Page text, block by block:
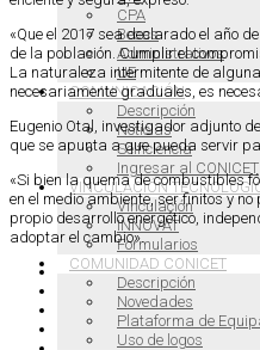
CPA
Becas
Administrativos
UE
COMUNICACIÓN
Descripción
Noticias
Selficiencia
Ingresar al CONICET
VINCULACIÓN
Vinculación
INNOVAT
Formularios
COMUNIDAD CONICET
Descripción
Novedades
Plataforma de
Uso de logos
«Que el 2017 sea declarado el año
de la población. Cumplir el
La naturaleza intermitente de
necesariamente graduales, es
Eugenio Otal, investigador adjunto
que se apunta a que pueda servir
«Si bien la quema de combustibles
en el medio ambiente, ser finitos y
propio desarrollo energético,
adoptar el cambio».